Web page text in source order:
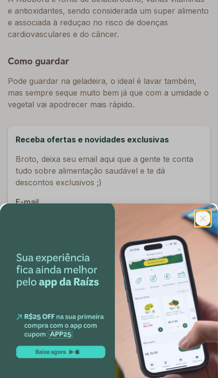
e antioxidantes, sendo considerada um super alimento
e associada à reduçao no risco de doenças
cardiovasculares e do câncer.
Como guardar
Pode guardar na geladeira, o ideal é lavar também,
mas sempre seque muito bem já que com a umidade o
vegetal vai apodrecer mais rápido.
Receba ofertas e novidades exclusivas
Broto, deixa seu email aqui que a gente te conta
tudo sobre alimentação saudável e te dá
descontos exclusivos ;)
E-mail
Confirmar
Porque Raízs
Políticas de privacidade